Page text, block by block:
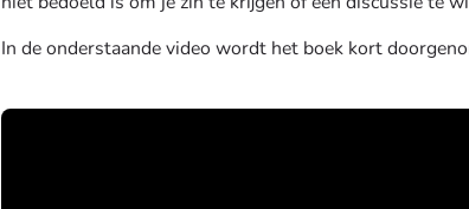
In de onderstaande video wordt het boek kort